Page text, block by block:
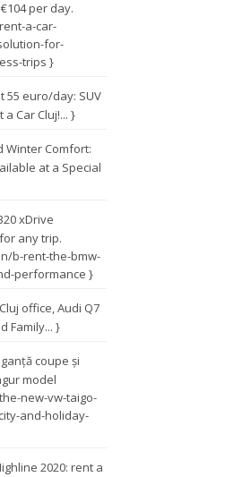
per day.
a-car-
for-
trips }
55 euro/day: SUV
Car Cluj!... }
Winter Comfort:
at a Special
xDrive
any trip.
b-rent-the-bmw-
performance }
office, Audi Q7
Family... }
coupe și
model
new-vw-taigo-
and-holiday-
2020: rent a